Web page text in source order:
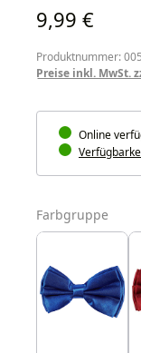
Regulärer Preis:
9,99 €
Produktnummer:
Preise inkl. MwSt.
Online
Farbgruppe